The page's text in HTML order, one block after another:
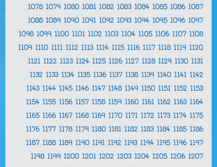
1078 1079 1080 1081 1082 1083 1084 1085 1086 1087
1088 1089 1090 1091 1092 1093 1094 1095 1096 1097
1098 1099 1100 1101 1102 1103 1104 1105 1106 1107 1108
1109 1110 1111 1112 1113 1114 1115 1116 1117 1118 1119 1120
1121 1122 1123 1124 1125 1126 1127 1128 1129 1130 1131
1132 1133 1134 1135 1136 1137 1138 1139 1140 1141 1142
1143 1144 1145 1146 1147 1148 1149 1150 1151 1152 1153
1154 1155 1156 1157 1158 1159 1160 1161 1162 1163 1164
1165 1166 1167 1168 1169 1170 1171 1172 1173 1174 1175
1176 1177 1178 1179 1180 1181 1182 1183 1184 1185 1186
1187 1188 1189 1190 1191 1192 1193 1194 1195 1196 1197
1198 1199 1200 1201 1202 1203 1204 1205 1206 1207